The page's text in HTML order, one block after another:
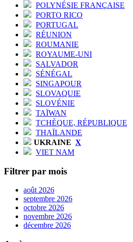
POLYNÉSIE FRANÇAISE
PORTO RICO
PORTUGAL
RÉUNION
ROUMANIE
ROYAUME-UNI
SALVADOR
SÉNÉGAL
SINGAPOUR
SLOVAQUIE
SLOVÉNIE
TAÏWAN
TCHÈQUE, RÉPUBLIQUE
THAÏLANDE
UKRAINE X
VIET NAM
Filtrer par mois
août 2026
septembre 2026
octobre 2026
novembre 2026
décembre 2026